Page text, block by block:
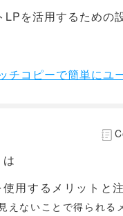
LPを活用するための
チコピーで簡単にユ
用するメリットと
えないことで得られる